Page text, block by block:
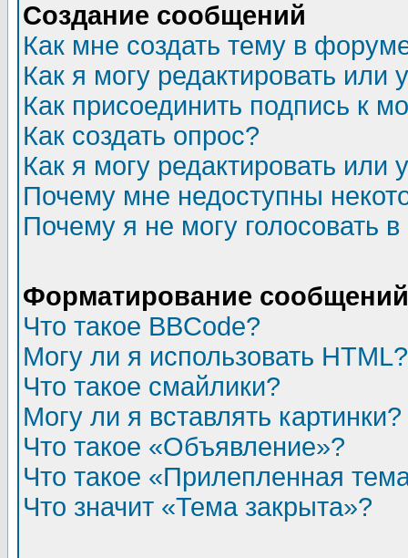
Создание сообщений
Как мне создать тему в
Как я могу редактировать или
Как присоединить подпись к
Как создать опрос?
Как я могу редактировать или
Почему мне недоступны
Почему я не могу голосовать
Форматирование
Что такое BBCode?
Могу ли я использовать HTML?
Что такое смайлики?
Могу ли я вставлять картинки?
Что такое «Объявление»?
Что такое «Прилепленная
Что значит «Тема закрыта»?